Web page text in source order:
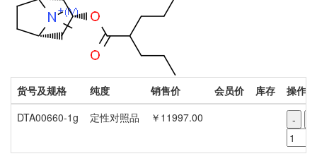
货号及规格 纯度 销售价 会员价 库存
操作
DTA00660-1g
定性对照品 ￥11997.00 -